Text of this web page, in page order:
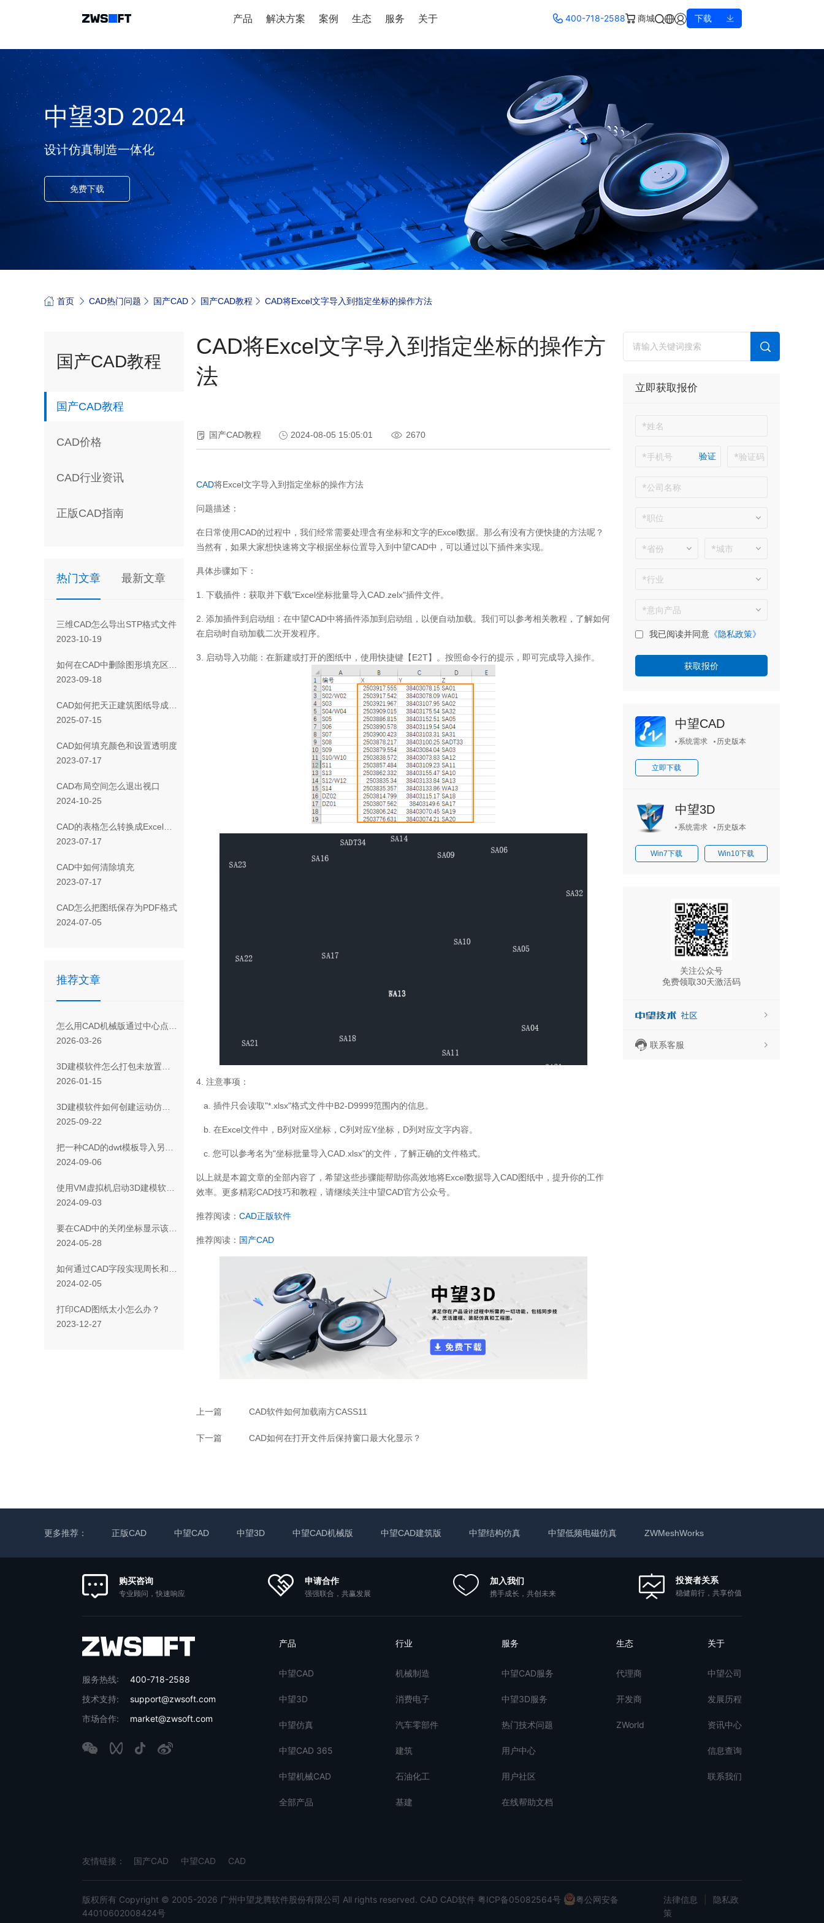
产品 解决方案 案例 生态 服务 关于 400-718-2588 商城 下载
中望3D 2024
设计仿真制造一体化
免费下载
首页 CAD热门问题 国产CAD 国产CAD教程 CAD将Excel文字导入到指定坐标的操作方法
国产CAD教程
国产CAD教程
CAD价格
CAD行业资讯
正版CAD指南
热门文章 最新文章
三维CAD怎么导出STP格式文件
2023-10-19
如何在CAD中删除图形填充区域的一部分
2023-09-18
CAD如何把天正建筑图纸导成天正T3/T8/T9格式版本
2025-07-15
CAD如何填充颜色和设置透明度
2023-07-17
CAD布局空间怎么退出视口
2024-10-25
CAD 的表格怎么转换成Excel表格
2023-07-17
CAD 中如何清除填充
2023-07-17
CAD怎么把图纸保存为PDF格式
2024-07-05
推荐文章
怎么用CAD机械版通过中心点绘制矩形
2026-03-26
3D建模软件怎么打包未放置组件
2026-01-15
3D建模软件如何创建运动仿真轨迹线
2025-09-22
把一种CAD的dwt模板导入另一种CAD中使用的方法
2024-09-06
使用VM虚拟机启动3D建模软件花屏怎么办
2024-09-03
要在CAD中的关闭坐标显示该怎么做
2024-05-28
如何通过CAD字段实现周长和面积的自动更新？
2024-02-05
打印CAD图纸太小怎么办？
2023-12-27
CAD将Excel文字导入到指定坐标的操作方
法
国产CAD教程 2024-08-05 15:05:01 2670
CAD将Excel文字导入到指定坐标的操作方法
问题描述：
在日常使用CAD的过程中，我们经常需要处理含有坐标和文字的Excel数据。那么有没有方便快捷的方法呢？
当然有，如果大家想快速将文字根据坐标位置导入到中望CAD中，可以通过以下插件来实现。
具体步骤如下：
1. 下载插件：获取并下载"Excel坐标批量导入CAD.zelx"插件文件。
2. 添加插件到启动组：在中望CAD中将插件添加到启动组，以便自动加载。我们可以参考相关教程，了解如何
在启动时自动加载二次开发程序。
3. 启动导入功能：在新建或打开的图纸中，使用快捷键【E2T】。按照命令行的提示，即可完成导入操作。
4. 注意事项：
a. 插件只会读取"*.xlsx"格式文件中B2-D9999范围内的信息。
b. 在Excel文件中， B列对应X坐标， C列对应Y坐标， D列对应文字内容。
c. 您可以参考名为"坐标批量导入CAD.xlsx"的文件，了解正确的文件格式。
以上就是本篇文章的全部内容了，希望这些步骤能帮助你高效地将Excel数据导入CAD图纸中，提升你的工作
效率。更多精彩CAD技巧和教程，请继续关注中望CAD官方公众号。
推荐阅读： CAD正版软件
推荐阅读： 国产CAD
上一篇 CAD软件如何加载南方CASS11
下一篇 CAD如何在打开文件后保持窗口最大化显示？
立即获取报价
验证
我已阅读并同意 《隐私政策》
中望CAD
系统需求 历史版本
立即下载
中望3D
系统需求 历史版本
Win7下载 Win10下载
关注公众号
免费领取30天激活码
联系客服
更多推荐： 正版CAD 中望CAD 中望3D 中望CAD机械版 中望CAD建筑版 中望结构仿真 中望低频电磁仿真 ZWMeshWorks
购买咨询
专业顾问，快速响应
申请合作
强强联合，共赢发展
加入我们
携手成长，共创未来
投资者关系
稳健前行，共享价值
服务热线:
400-718-2588
技术支持:
support@zwsoft.com
市场合作:
market@zwsoft.com
产品
中望CAD
中望3D
中望仿真
中望CAD 365
中望机械CAD
全部产品
行业
机械制造
消费电子
汽车零部件
建筑
石油化工
基建
服务
中望CAD服务
中望3D服务
热门技术问题
用户中心
用户社区
在线帮助文档
生态
代理商
开发商
ZWorld
关于
中望公司
发展历程
资讯中心
信息查询
联系我们
友情链接： 国产CAD 中望CAD CAD
版权所有 Copyright © 2005-2026 广州中望龙腾软件股份有限公司 All rights reserved. CAD CAD软件 粤ICP备05082564号
粤公网安备
44010602008424号
法律信息
隐私政
策